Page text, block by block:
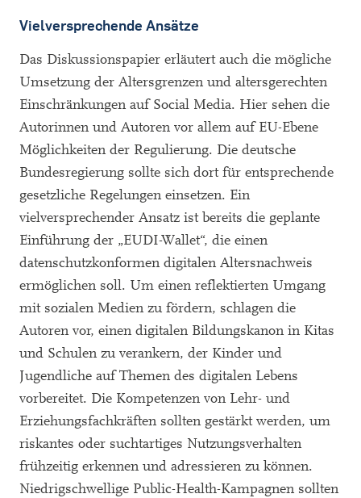
Vielversprechende Ansätze
Das Diskussionspapier erläutert auch die mögliche
Umsetzung der Altersgrenzen und altersgerechten
Einschränkungen auf Social Media. Hier sehen die
Autorinnen und Autoren vor allem auf EU-Ebene
Möglichkeiten der Regulierung. Die deutsche
Bundesregierung sollte sich dort für entsprechende
gesetzliche Regelungen einsetzen. Ein
vielversprechender Ansatz ist bereits die geplante
Einführung der „EUDI-Wallet“, die einen
datenschutzkonformen digitalen Altersnachweis
ermöglichen soll. Um einen reflektierten Umgang
mit sozialen Medien zu fördern, schlagen die
Autoren vor, einen digitalen Bildungskanon in Kitas
und Schulen zu verankern, der Kinder und
Jugendliche auf Themen des digitalen Lebens
vorbereitet. Die Kompetenzen von Lehr- und
Erziehungsfachkräften sollten gestärkt werden, um
riskantes oder suchtartiges Nutzungsverhalten
frühzeitig erkennen und adressieren zu können.
Niedrigschwellige Public-Health-Kampagnen sollten